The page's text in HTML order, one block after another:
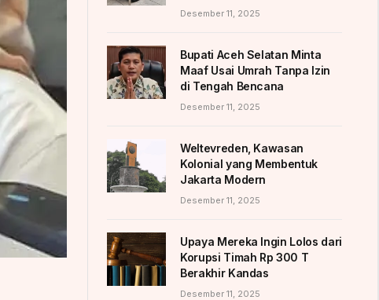
Desember 11, 2025
Bupati Aceh Selatan Minta
Maaf Usai Umrah Tanpa Izin
di Tengah Bencana
Desember 11, 2025
Weltevreden, Kawasan
Kolonial yang Membentuk
Jakarta Modern
Desember 11, 2025
Upaya Mereka Ingin Lolos dari
Korupsi Timah Rp 300 T
Berakhir Kandas
Desember 11, 2025